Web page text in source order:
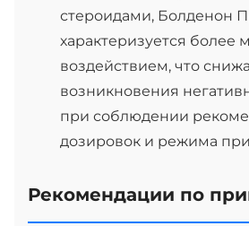
стероидами, Болденон
характеризуется более
воздействием, что
возникновения
при соблюдении
дозировок и режима
Рекомендации по